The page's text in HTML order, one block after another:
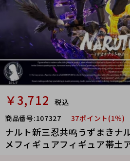
￥3,712
税込
商品番号:107327 37ポイント(1％)
ナルト新三忍共鸣うずまきナ
メフィギュアフィギュア帯土